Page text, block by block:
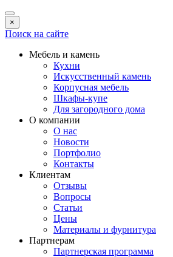
×
Поиск на сайте
Мебель и камень
Кухни
Искусственный камень
Корпусная мебель
Шкафы-купе
Для загородного дома
О компании
О нас
Новости
Портфолио
Контакты
Клиентам
Отзывы
Вопросы
Статьи
Цены
Материалы и фурнитура
Партнерам
Партнерская программа